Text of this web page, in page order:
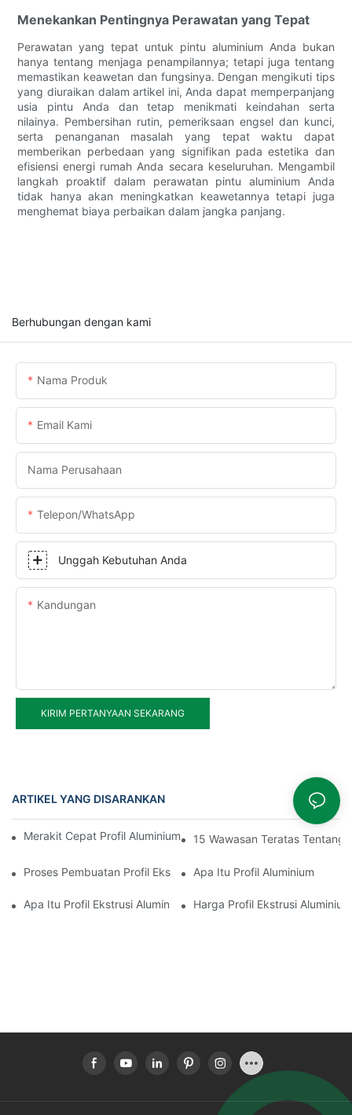
Menekankan Pentingnya Perawatan yang Tepat
Perawatan yang tepat untuk pintu aluminium Anda bukan
hanya tentang menjaga penampilannya; tetapi juga tentang
memastikan keawetan dan fungsinya. Dengan mengikuti tips
yang diuraikan dalam artikel ini, Anda dapat memperpanjang
usia pintu Anda dan tetap menikmati keindahan serta
nilainya. Pembersihan rutin, pemeriksaan engsel dan kunci,
serta penanganan masalah yang tepat waktu dapat
memberikan perbedaan yang signifikan pada estetika dan
efisiensi energi rumah Anda secara keseluruhan. Mengambil
langkah proaktif dalam perawatan pintu aluminium Anda
tidak hanya akan meningkatkan keawetannya tetapi juga
menghemat biaya perbaikan dalam jangka panjang.
Berhubungan dengan kami
Nama Produk
Email Kami
Nama Perusahaan
Telepon/WhatsApp
Unggah Kebutuhan Anda
Kandungan
KIRIM PERTANYAAN SEKARANG
ARTIKEL YANG DISARANKAN
Merakit Cepat Profil Aluminium Pemutus Termal Ruang Berjemur
15 Wawasan Teratas Tentang
Proses Pembuatan Profil Ekstrusi AluminiumApa Itu Profil Aluminium
Apa Itu Profil Ekstrusi Aluminium Harga Profil Ekstrusi Aluminium